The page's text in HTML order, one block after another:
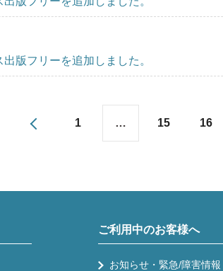
版フリーを追加しました。
1 … 15 16
ご利用中のお客様へ
お知らせ・緊急/障害情報